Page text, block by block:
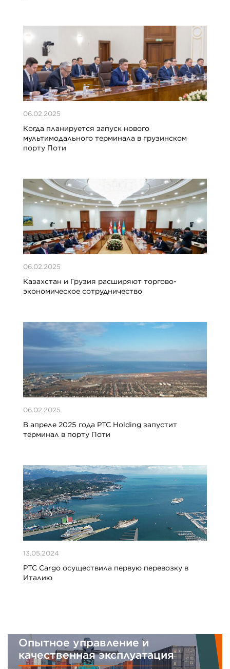
06.02.2025
Когда планируется запуск нового
мультимодального терминала в грузинском
порту Поти
06.02.2025
Казахстан и Грузия расширяют торгово-
экономическое сотрудничество
06.02.2025
В апреле 2025 года PTC Holding запустит
терминал в порту Поти
13.05.2024
PTC Cargo осуществила первую перевозку в
Италию
управление и
эксплуатация